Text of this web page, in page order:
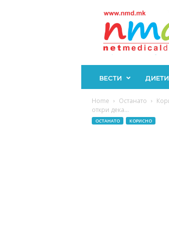
ВЕСТИ ДИЕТИ
Home Останато
откри дека...
ОСТАНАТО КОРИСНО